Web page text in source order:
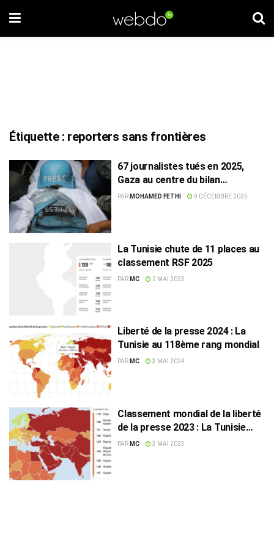
Étiquette : reporters sans frontières
67 journalistes tués en 2025,
Gaza au centre du bilan
meurtrier
PAR MOHAMED FETHI 9 DÉCEMBRE 2025
La Tunisie chute de 11 places au
classement RSF 2025
PAR MC 2 MAI 2025
Liberté de la presse 2024 : La
Tunisie au 118ème rang mondial
PAR MC 3 MAI 2024
Classement mondial de la liberté
de la presse 2023 : La Tunisie
dévisse de 27 places
PAR MC 3 MAI 2023